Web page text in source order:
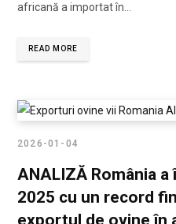
africană a importat în…
READ MORE
2026-01-04
ANALIZĂ România a
2025 cu un record
exportul de ovine în